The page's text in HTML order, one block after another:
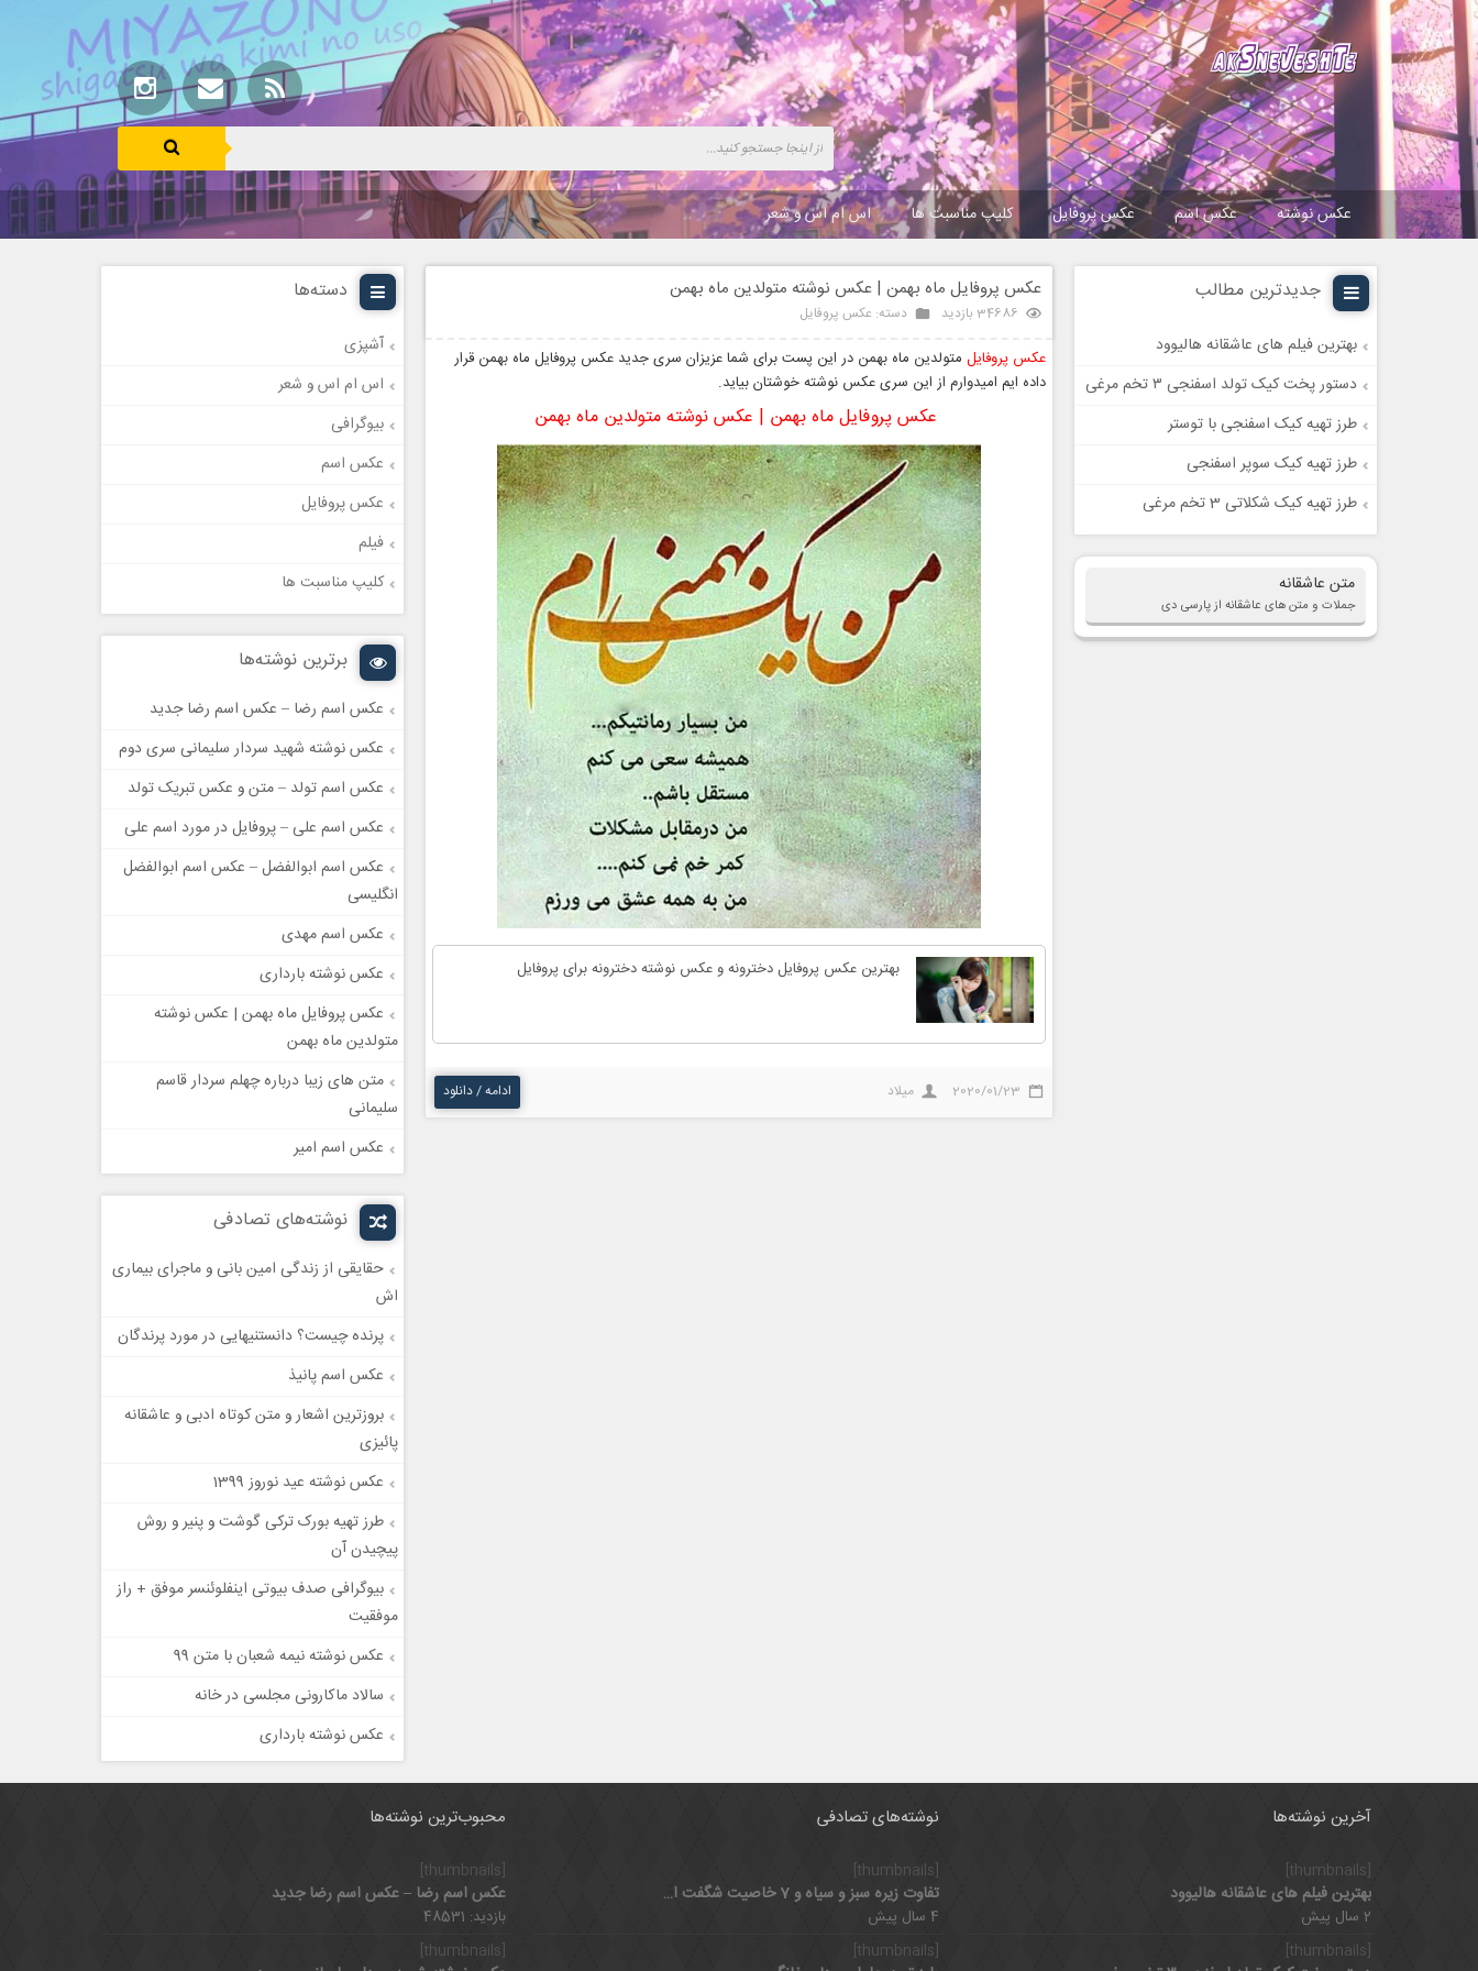
عکس نوشته عکس اسم عکس پروفایل کلیپ مناسبت ها اس ام اس و شعر
جدیدترین مطالب
بهترین فیلم های عاشقانه هالیوود
دستور پخت کیک تولد اسفنجی ۳ تخم مرغی
طرز تهیه کیک اسفنجی با توستر
طرز تهیه کیک سوپر اسفنجی
طرز تهیه کیک شکلاتی 3 تخم مرغی
متن عاشقانه
جملات و متن های عاشقانه از پارسی دی
عکس پروفایل ماه بهمن | عکس نوشته متولدین ماه بهمن
34686 بازدید دسته: عکس پروفایل
عکس پروفایل متولدین ماه بهمن در این پست برای شما عزیزان سری جدید عکس پروفایل ماه بهمن قرار
داده ایم امیدوارم از این سری عکس نوشته خوشتان بیاید.
عکس پروفایل ماه بهمن | عکس نوشته متولدین ماه بهمن
بهترین عکس پروفایل دخترونه و عکس نوشته دخترونه برای پروفایل
2020/01/23 میلاد ادامه / دانلود
دسته‌ها
آشپزی
اس ام اس و شعر
بیوگرافی
عکس اسم
عکس پروفایل
فیلم
کلیپ مناسبت ها
برترین نوشته‌ها
عکس اسم رضا – عکس اسم رضا جدید
عکس نوشته شهید سردار سلیمانی سری دوم
عکس اسم تولد – متن و عکس تبریک تولد
عکس اسم علی – پروفایل در مورد اسم علی
عکس اسم ابوالفضل – عکس اسم ابوالفضل
انگلیسی
عکس اسم مهدی
عکس نوشته بارداری
عکس پروفایل ماه بهمن | عکس نوشته
متولدین ماه بهمن
متن های زیبا درباره چهلم سردار قاسم
سلیمانی
عکس اسم امیر
نوشته‌های تصادفی
حقایقی از زندگی امین بانی و ماجرای بیماری
اش
پرنده چیست؟ دانستنیهایی در مورد پرندگان
عکس اسم پانیذ
بروزترین اشعار و متن کوتاه ادبی و عاشقانه
پائیزی
عکس نوشته عید نوروز 1399
طرز تهیه بورک ترکی گوشت و پنیر و روش
پیچیدن آن
بیوگرافی صدف بیوتی اینفلوئنسر موفق + راز
موفقیت
عکس نوشته نیمه شعبان با متن 99
سالاد ماکارونی مجلسی در خانه
عکس نوشته بارداری
آخرین نوشته‌ها
بهترین فیلم های عاشقانه هالیوود
2 سال پیش
نوشته‌های تصادفی
[thumbnails]
تفاوت زیره سبز و سیاه و 7 خاصیت شگفت انگیز زیره
4 سال پیش
[thumbnails]
محبوب‌ترین نوشته‌ها
[thumbnails]
عکس اسم رضا – عکس اسم رضا جدید
بازدید: 48531
[thumbnails]